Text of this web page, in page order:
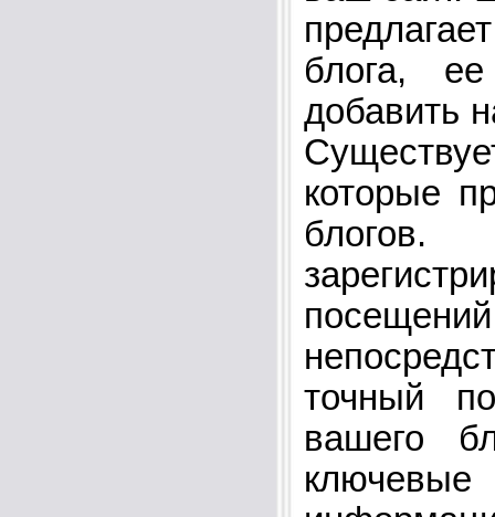
блога,
добавить
которые
точный
вашего